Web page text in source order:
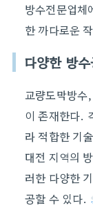
방수전문업체
한 까다로운
다양한 방
교량도막방수
이 존재한다.
라 적합한 기
대전 지역의
러한 다양한
공할 수 있다.